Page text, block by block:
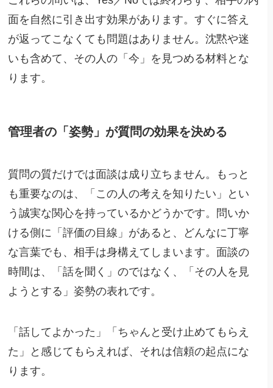
面を自然に引き出す効果があります。すぐに答え
が返ってこなくても問題はありません。沈黙や迷
いも含めて、その人の「今」を見つめる材料とな
ります。
管理者の「姿勢」が質問の効果を決める
質問の質だけでは面談は成り立ちません。もっと
も重要なのは、「この人の考えを知りたい」とい
う誠実な関心を持っているかどうかです。問いか
ける側に「評価の目線」があると、どんなに丁寧
な言葉でも、相手は身構えてしまいます。面談の
時間は、「話を聞く」のではなく、「その人を見
ようとする」姿勢の表れです。
「話してよかった」「ちゃんと受け止めてもらえ
た」と感じてもらえれば、それは信頼の起点にな
ります。